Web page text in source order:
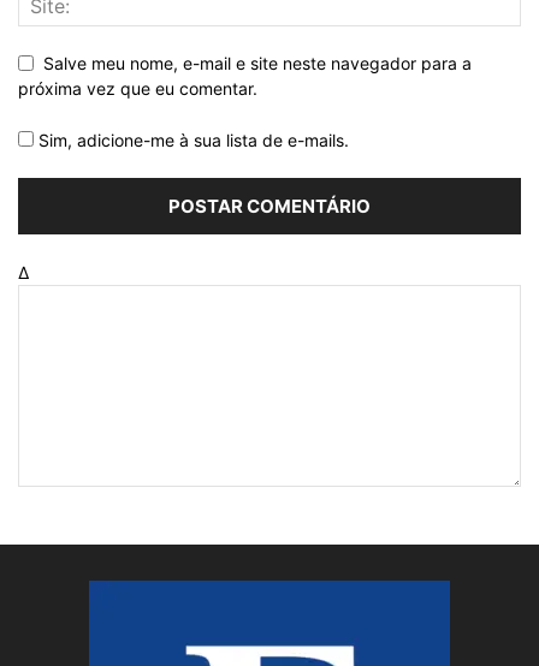
Salve meu nome, e-mail e site neste navegador para a
próxima vez que eu comentar.
Sim, adicione-me à sua lista de e-mails.
Δ